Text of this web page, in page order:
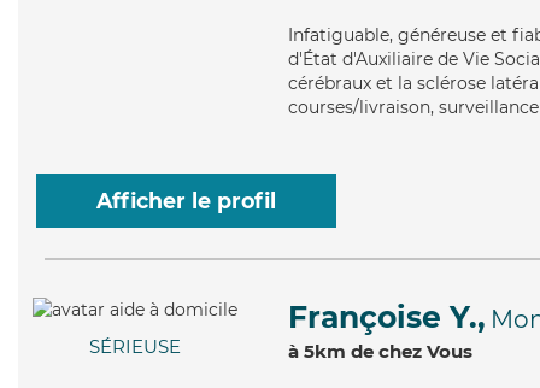
Infatiguable, généreuse et
d'État d'Auxiliaire de Vie
cérébraux et la sclérose
courses/livraison,
Afficher le profil
SÉRIEUSE
Françoise Y.,
à 5km de chez Vous